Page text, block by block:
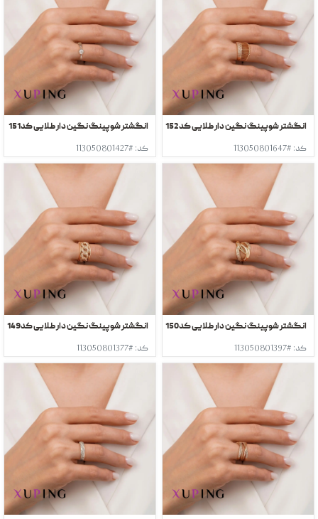
انگشتر شوپینگ نگین دار طلایی کد152
کد: #113050801647
انگشتر شوپینگ نگین دار طلایی کد151
کد: #113050801427
انگشتر شوپینگ نگین دار طلایی کد150
کد: #113050801397
انگشتر شوپینگ نگین دار طلایی کد149
کد: #113050801377